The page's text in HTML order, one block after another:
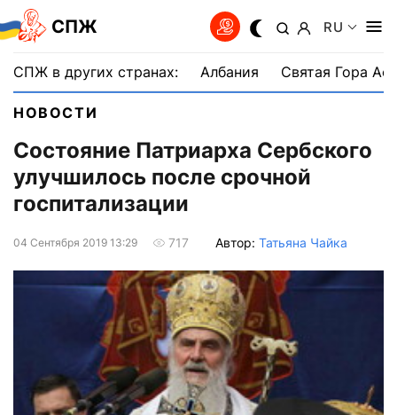
СПЖ RU
СПЖ в других странах: Албания Святая Гора
НОВОСТИ
Состояние Патриарха Сербского
улучшилось после срочной
госпитализации
04 Сентября 2019 13:29 717 Автор: Татьяна Чайка